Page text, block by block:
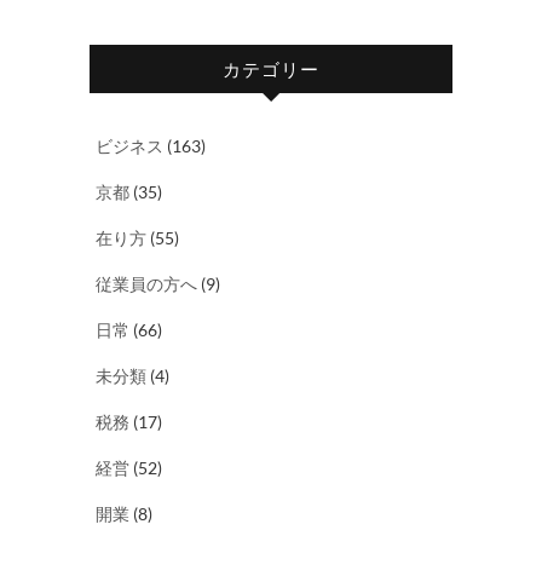
カテゴリー
ビジネス (163)
京都 (35)
在り方 (55)
従業員の方へ (9)
日常 (66)
未分類 (4)
税務 (17)
経営 (52)
開業 (8)